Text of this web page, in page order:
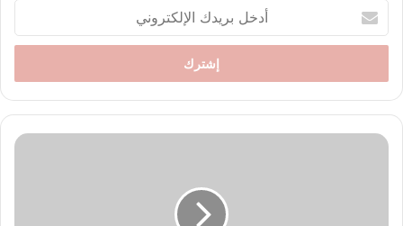
بريدك
الإلكتروني
جريدة